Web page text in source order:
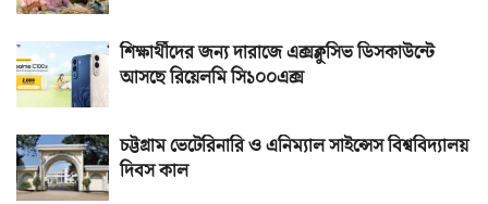
শিক্ষার্থীদের জন্য দারাজে এক্সক্লুসিভ ডিসকাউন্টে
আসছে রিয়েলমি সি১০০এক্স
চট্টগ্রাম ভেটেরিনারি ও এনিম্যাল সাইন্সেস বিশ্ববিদ্যালয়
দিবস কাল